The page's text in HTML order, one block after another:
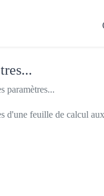
paramètres...
d'une feuille de calcul